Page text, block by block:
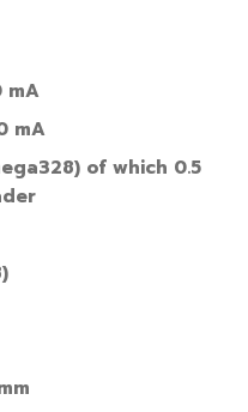
mA
mA
) of which 0.5
)